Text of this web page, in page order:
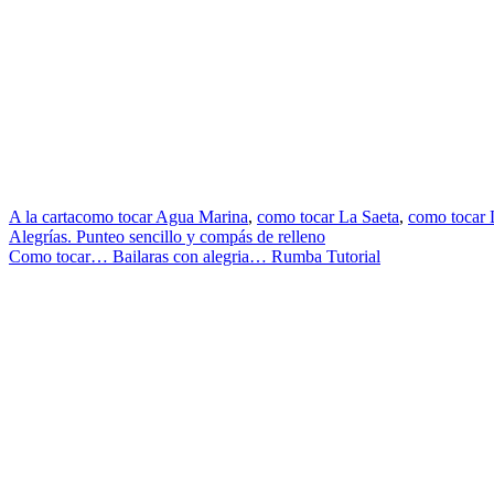
A la cartacomo tocar Agua Marina, como tocar La Saeta, como tocar
Navegación
de
Alegrías. Punteo sencillo y compás de relleno
Como tocar… Bailaras con alegria… Rumba Tutorial